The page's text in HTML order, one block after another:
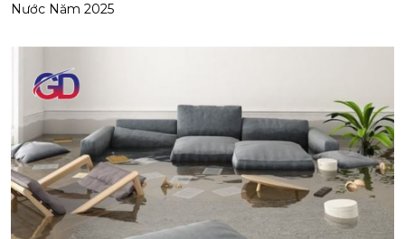
Nước Năm 2025